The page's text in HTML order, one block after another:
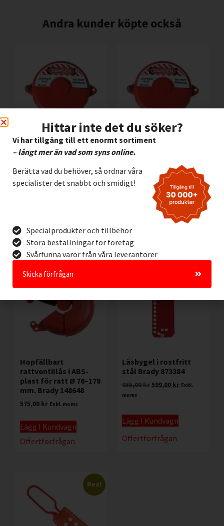
Andra kunder köpte också
Rattventillås i
polypropen för ratt Ø
254-330 mm. Brady
065564
Offertförfrågan
Rattventillås i
polypropen för ratt Ø
25-64 mm. Brady
065560
205,00 Exkl. moms
Lägg I Kundvagn
Offertförfrågan
Hopfällbart
rattventillås i ABS-
plast för ratt Ø 76–178
mm. Brady 148648
575,00 kr Exkl. moms
Lägg I Kundvagn
Offertförfrågan
Rea!
Låsbygel i rostfritt
stål Brady 873384
655,00kr599,00 kr Exkl.
moms
Lägg I Kundvagn
Offertförfrågan
Rea!
Hittar inte det du söker?
Vi har tillgång till ett enormt sortiment
– långt mer än vad som syns online.
Berätta vad du behöver, så ordnar våra
specialister det snabbt och smidigt!
Specialprodukter och tillbehör
Stora beställningar för företag
Svårfunna varor från våra leverantörer
Skicka förfrågan